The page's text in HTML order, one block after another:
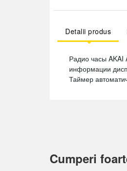
Detalii produs
Радио часы AKAI
информации
Таймер
Cumperi